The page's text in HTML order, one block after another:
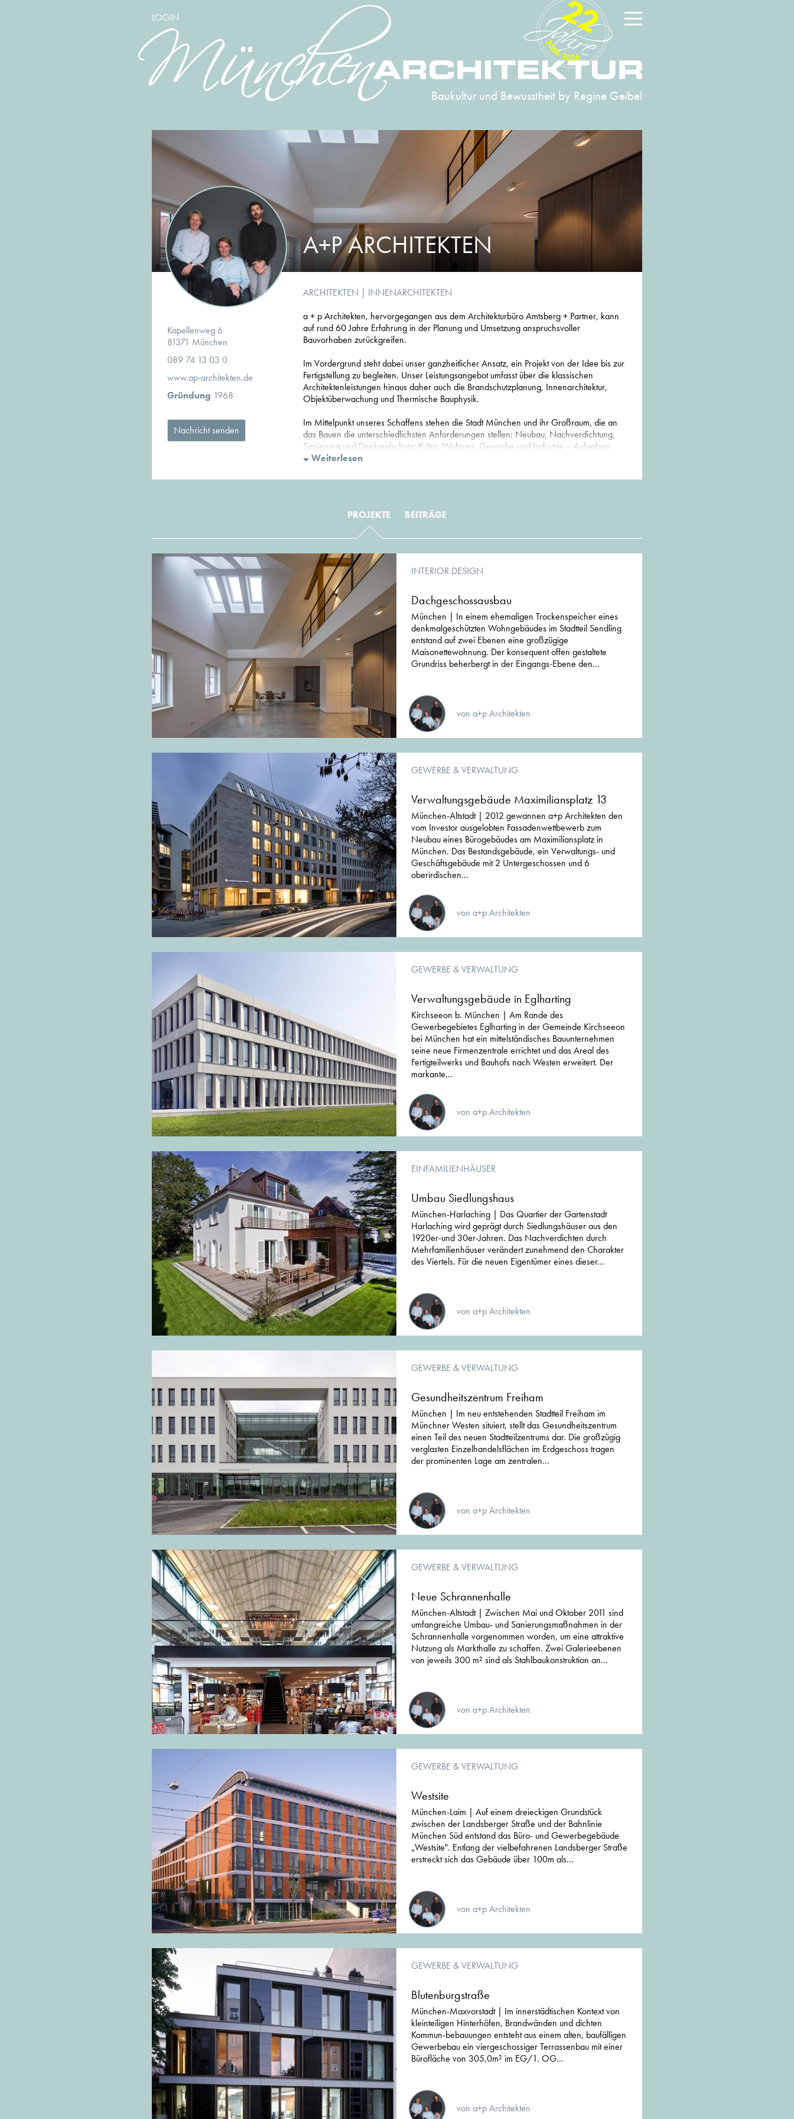
LOGIN
Baukultur und Bewusstheit by Regine Geibel
2004-2026
22
A+P ARCHITEKTEN
Kapellenweg 6
81371 München
089 74 13 03 0
www.ap-architekten.de
Gründung 1968
Nachricht senden
ARCHITEKTEN | INNENARCHITEKTEN
a + p Architekten, hervorgegangen aus dem Architekturbüro Amtsberg + Partner, kann
auf rund 60 Jahre Erfahrung in der Planung und Umsetzung anspruchsvoller
Bauvorhaben zurückgreifen.
Im Vordergrund steht dabei unser ganzheitlicher Ansatz, ein Projekt von der Idee bis zur
Fertigstellung zu begleiten. Unser Leistungsangebot umfasst über die klassischen
Architektenleistungen hinaus daher auch die Brandschutzplanung, Innenarchitektur,
Objektüberwachung und Thermische Bauphysik.
Im Mittelpunkt unseres Schaffens stehen die Stadt München und ihr Großraum, die an
das Bauen die unterschiedlichsten Anforderungen stellen: Neubau, Nachverdichtung,
Sanierung und Denkmalschutz; Kultur, Wohnen, Gewerbe und Industrie – Aufgaben,
deren Lösung im Spannungsfeld zwischen individuellem Bedarf und städtebaulicher
Weiterlesen
PROJEKTE BEITRÄGE
INTERIOR DESIGN
Dachgeschossausbau
München | In einem ehemaligen Trockenspeicher eines
denkmalgeschützten Wohngebäudes im Stadtteil Sendling
entstand auf zwei Ebenen eine großzügige
Maisonettewohnung. Der konsequent offen gestaltete
Grundriss beherbergt in der Eingangs-Ebene den...
von a+p Architekten
GEWERBE & VERWALTUNG
Verwaltungsgebäude Maximiliansplatz 13
München-Altstadt | 2012 gewannen a+p Architekten den
vom Investor ausgelobten Fassadenwettbewerb zum
Neubau eines Bürogebäudes am Maximiliansplatz in
München. Das Bestandsgebäude, ein Verwaltungs- und
Geschäftsgebäude mit 2 Untergeschossen und 6
oberirdischen...
von a+p Architekten
GEWERBE & VERWALTUNG
Verwaltungsgebäude in Eglharting
Kirchseeon b. München | Am Rande des
Gewerbegebietes Eglharting in der Gemeinde Kirchseeon
bei München hat ein mittelständisches Bauunternehmen
seine neue Firmenzentrale errichtet und das Areal des
Fertigteilwerks und Bauhofs nach Westen erweitert. Der
markante...
von a+p Architekten
EINFAMILIENHÄUSER
Umbau Siedlungshaus
München-Harlaching | Das Quartier der Gartenstadt
Harlaching wird geprägt durch Siedlungshäuser aus den
1920er-und 30er-Jahren. Das Nachverdichten durch
Mehrfamilienhäuser verändert zunehmend den Charakter
des Viertels. Für die neuen Eigentümer eines dieser...
von a+p Architekten
GEWERBE & VERWALTUNG
Gesundheitszentrum Freiham
München | Im neu entstehenden Stadtteil Freiham im
Münchner Westen situiert, stellt das Gesundheitszentrum
einen Teil des neuen Stadtteilzentrums dar. Die großzügig
verglasten Einzelhandelsflächen im Erdgeschoss tragen
der prominenten Lage am zentralen...
von a+p Architekten
GEWERBE & VERWALTUNG
Neue Schrannenhalle
München-Altstadt | Zwischen Mai und Oktober 2011 sind
umfangreiche Umbau- und Sanierungsmaßnahmen in der
Schrannenhalle vorgenommen worden, um eine attraktive
Nutzung als Markthalle zu schaffen. Zwei Galerieebenen
von jeweils 300 m² sind als Stahlbaukonstruktion an...
von a+p Architekten
GEWERBE & VERWALTUNG
Westsite
München-Laim | Auf einem dreieckigen Grundstück
zwischen der Landsberger Straße und der Bahnlinie
München Süd entstand das Büro- und Gewerbegebäude
„Westsite". Entlang der vielbefahrenen Landsberger Straße
erstreckt sich das Gebäude über 100m als...
von a+p Architekten
GEWERBE & VERWALTUNG
Blutenburgstraße
München-Maxvorstadt | Im innerstädtischen Kontext von
kleinteiligen Hinterhöfen, Brandwänden und dichten
Kommun-bebauungen entsteht aus einem alten, baufälligen
Gewerbebau ein viergeschossiger Terrassenbau mit einer
Bürofläche von 305,0m² im EG/1. OG...
von a+p Architekten